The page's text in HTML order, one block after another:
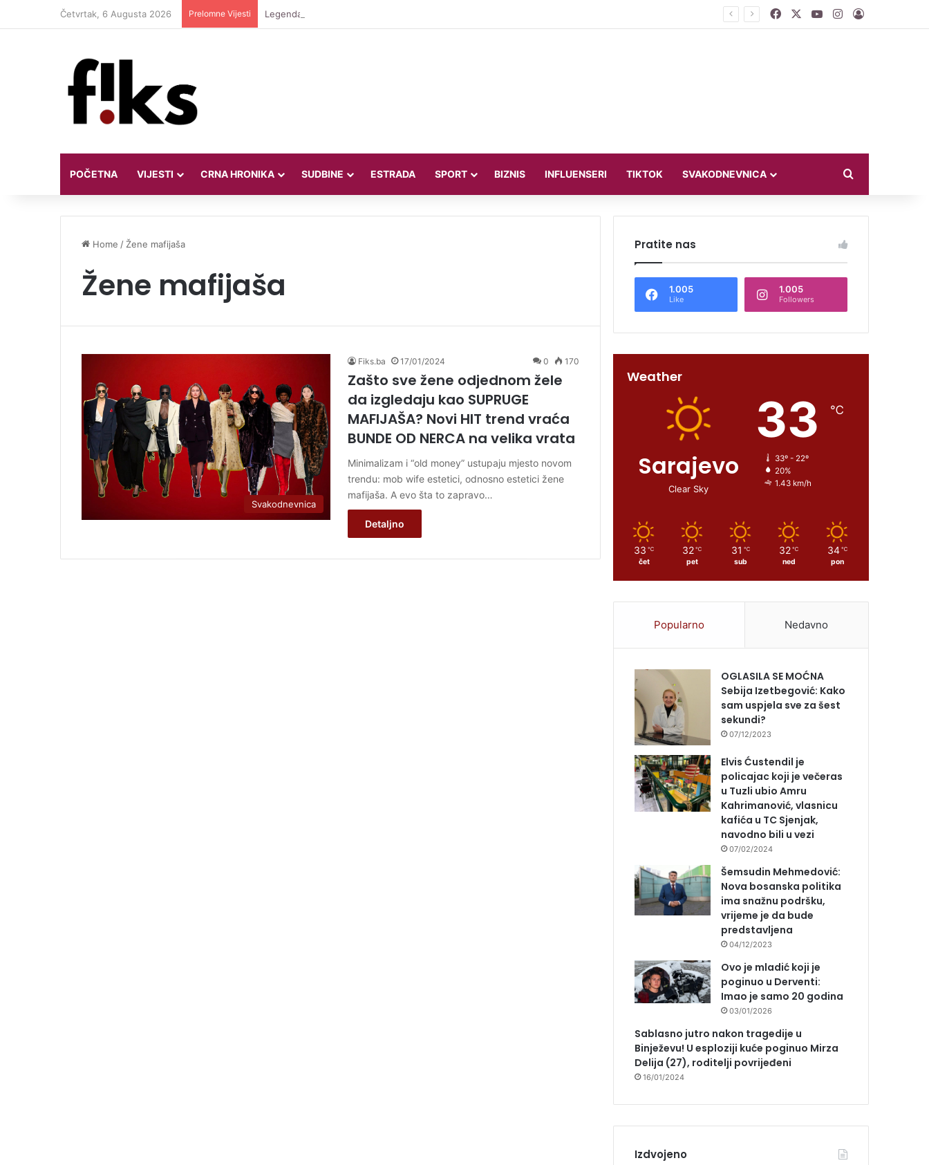
Četvrtak, 6 Augusta 2026 Prelomne Vijesti Legendarni Figo bez milosti prema Infantinu: “Lagao je i ukaljao funkciju, sada mora otići” Facebook YouTubeInstagram
POČETNA VIJESTI CRNA HRONIKA SUDBINE ESTRADA SPORT BIZNIS INFLUENSERI TIKTOK SVAKODNEVNICA
Home / Žene mafijaša
Žene mafijaša
Svakodnevnica
Fiks.ba 17/01/2024 0 170
Zašto sve žene odjednom žele
da izgledaju kao SUPRUGE
MAFIJAŠA? Novi HIT trend vraća
BUNDE OD NERCA na velika vrata
Minimalizam i “old money” ustupaju mjesto novom
trendu: mob wife estetici, odnosno estetici žene
mafijaša. A evo šta to zapravo…
Detaljno
Pratite nas
1.005
Like
1.005
Followers
Weather
Sarajevo
Clear Sky
33 ℃
33º - 22º
20%
1.43 km/h
33 ℃
čet
32 ℃
pet
31 ℃
sub
32 ℃
ned
34 ℃
pon
Popularno Nedavno
OGLASILA SE MOĆNA
Sebija Izetbegović: Kako
sam uspjela sve za šest
sekundi?
07/12/2023
Elvis Ćustendil je
policajac koji je večeras
u Tuzli ubio Amru
Kahrimanović, vlasnicu
kafića u TC Sjenjak,
navodno bili u vezi
07/02/2024
Šemsudin Mehmedović:
Nova bosanska politika
ima snažnu podršku,
vrijeme je da bude
predstavljena
04/12/2023
Ovo je mladić koji je
poginuo u Derventi:
Imao je samo 20 godina
03/01/2026
Sablasno jutro nakon tragedije u
Binježevu! U esploziji kuće poginuo Mirza
Delija (27), roditelji povrijeđeni
16/01/2024
Izdvojeno